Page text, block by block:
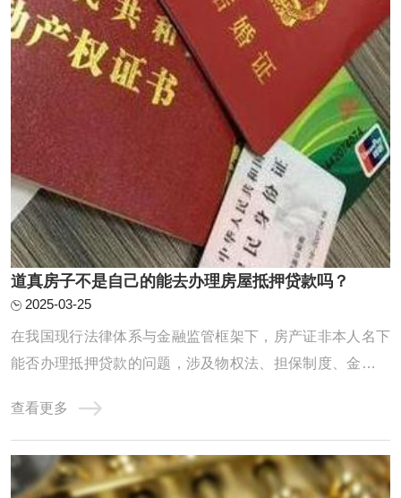
道真房子不是自己的能去办理房屋抵押贷款吗？
2025-03-25
在我国现行法律体系与金融监管框架下，房产证非本人名下
能否办理抵押贷款的问题，涉及物权法、担保制度、金融合
作实务、风险识别四个层面展开深度解析，力求为读者呈现
一幅兼具专业性与实用性的全景图。一、制度基础：物权归
属与抵押权的法律边界《民法典》第394条明 ...
查看更多